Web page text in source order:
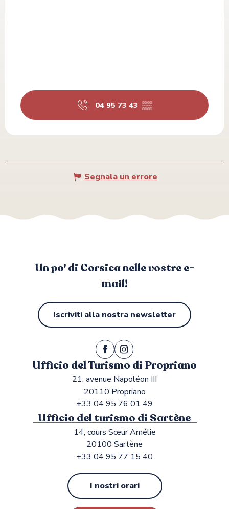
04 95 73 43 ▒▒
Segnala un errore
Un po' di Corsica nelle vostre e-
mail!
Iscriviti alla nostra newsletter
Ufficio del Turismo di Propriano
21, avenue Napoléon III
20110 Propriano
+33 04 95 76 01 49
Ufficio del turismo di Sartène
14, cours Sœur Amélie
20100 Sartène
+33 04 95 77 15 40
I nostri orari